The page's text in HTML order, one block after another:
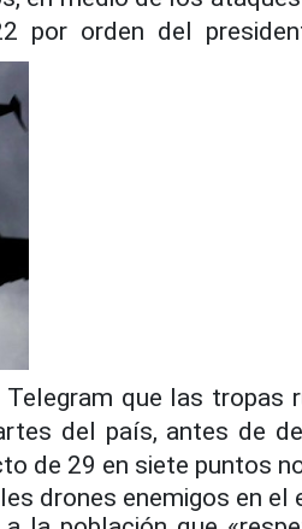
por orden del
que las tropas
del país, antes de
de 29 en siete puntos
drones enemigos en el